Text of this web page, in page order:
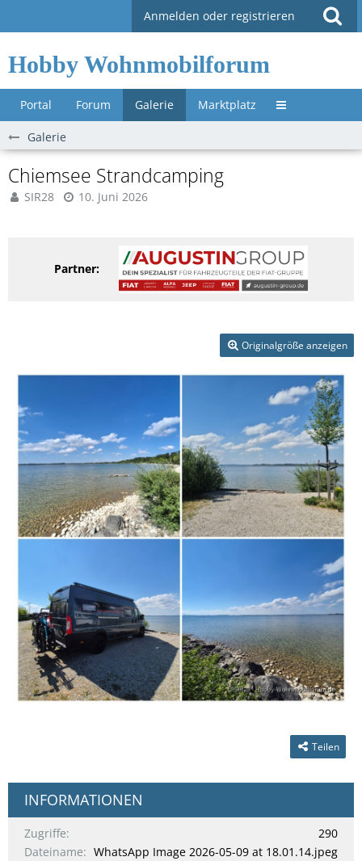
Anmelden oder registrieren
Hobby Wohnmobilforum
Portal Forum Galerie Marktplatz Untermenü »
Galerie
Chiemsee Strandcamping
SIR28 10. Juni 2026
Partner:
Originalgröße anzeigen
Teilen
INFORMATIONEN
Zugriffe
290
Dateiname
WhatsApp Image 2026-05-09 at 18.01.14.jpeg